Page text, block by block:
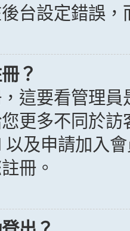
台設定錯誤
？
這要看管理
更多不同於
以及申請加入
冊。